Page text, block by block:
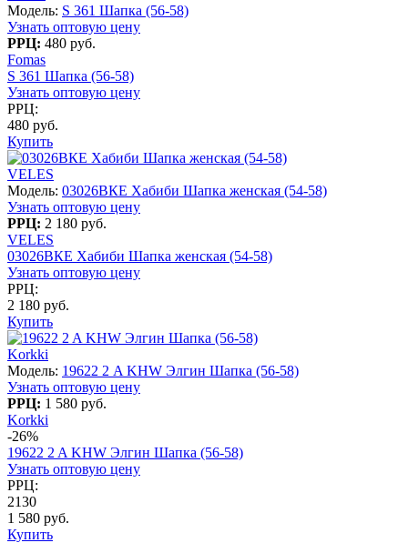
Модель: S 361 Шапка (56-58)
Узнать оптовую цену
РРЦ: 480 руб.
Fomas
S 361 Шапка (56-58)
Узнать оптовую цену
РРЦ:
480 руб.
Купить
VELES
Модель: 03026ВКЕ Хабиби Шапка женская (54-58)
Узнать оптовую цену
РРЦ: 2 180 руб.
VELES
03026ВКЕ Хабиби Шапка женская (54-58)
Узнать оптовую цену
РРЦ:
2 180 руб.
Купить
Korkki
Модель: 19622 2 A KHW Элгин Шапка (56-58)
Узнать оптовую цену
РРЦ: 1 580 руб.
Korkki
-26%
19622 2 A KHW Элгин Шапка (56-58)
Узнать оптовую цену
РРЦ:
2130
1 580 руб.
Купить